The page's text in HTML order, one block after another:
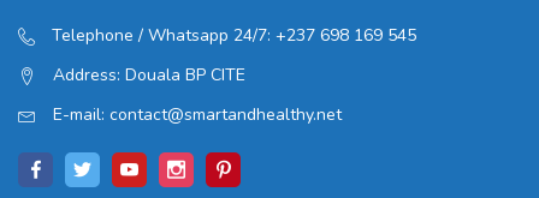
Telephone / Whatsapp 24/7: +237 698 169 545
Address: Douala BP CITE
E-mail: contact@smartandhealthy.net